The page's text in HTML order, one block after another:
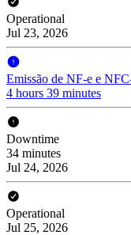
Operational
Jul 23, 2026
Emissão de NF-e e
4 hours 39 minutes
Downtime
34 minutes
Jul 24, 2026
Operational
Jul 25, 2026